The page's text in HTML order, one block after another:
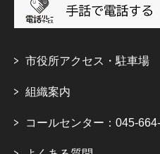
市役所アクセス・駐車場
組織案内
コールセンター：045-